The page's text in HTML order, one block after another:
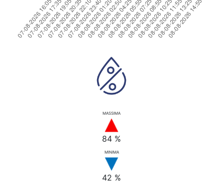
MASSIMA
84 %
MINIMA
42 %